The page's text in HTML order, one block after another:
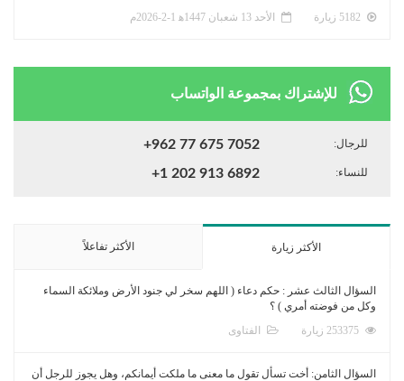
الأحد 13 شعبان 1447ﻫ 1-2-2026م
للإشتراك بمجموعة الواتساب
للرجال: +962 77 675 7052
للنساء: +1 202 913 6892
الأكثر زيارة الأكثر تفاعلاً
السؤال الثالث عشر : حكم دعاء ( اللهم سخر لي جنود الأرض وملائكة السماء
وكل من فوضته أمري ) ؟
الفتاوى
السؤال الثامن: أخت تسأل تقول ما معنى ما ملكت أيمانكم، وهل يجوز للرجل أن